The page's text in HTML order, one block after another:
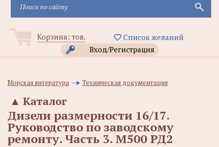
Корзина: тов.
Список желаний
Вход/Регистрация
Морская литература Техническая документация
Каталог
▲
Дизели размерности 16/17.
Руководство по заводскому
ремонту. Часть 3. М500 РД2